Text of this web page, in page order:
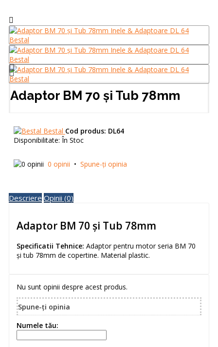
Adaptor BM 70 și Tub 78mm
Bestal Cod produs: DL64
Disponibilitate: În Stoc
0 opinii • Spune-ţi opinia
Descriere Opinii (0)
Adaptor BM 70 și Tub 78mm
Specificatii Tehnice: Adaptor pentru motor seria BM 70
și tub 78mm de copertine. Material plastic.
Nu sunt opinii despre acest produs.
Spune-ţi opinia
Numele tău: